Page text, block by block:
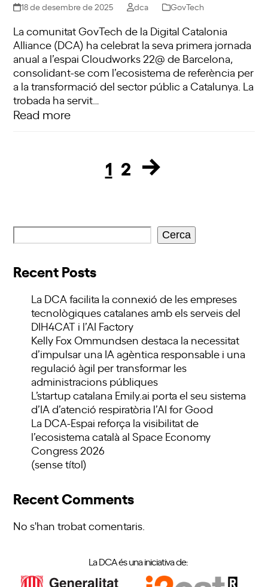
18 de desembre de 2025 dca GovTech
La comunitat GovTech de la Digital Catalonia
Alliance (DCA) ha celebrat la seva primera jornada
anual a l’espai Cloudworks 22@ de Barcelona,
consolidant-se com l’ecosistema de referència per
a la transformació del sector públic a Catalunya. La
trobada ha servit…
Read more
Page
1 Page
2
Cerca
Recent Posts
La DCA facilita la connexió de les empreses
tecnològiques catalanes amb els serveis del
DIH4CAT i l’AI Factory
Kelly Fox Ommundsen destaca la necessitat
d’impulsar una IA agèntica responsable i una
regulació àgil per transformar les
administracions públiques
L’startup catalana Emily.ai porta el seu sistema
d’IA d’atenció respiratòria l’AI for Good
La DCA-Espai reforça la visibilitat de
l’ecosistema català al Space Economy
Congress 2026
(sense títol)
Recent Comments
No s'han trobat comentaris.
La DCA és una iniciativa de: